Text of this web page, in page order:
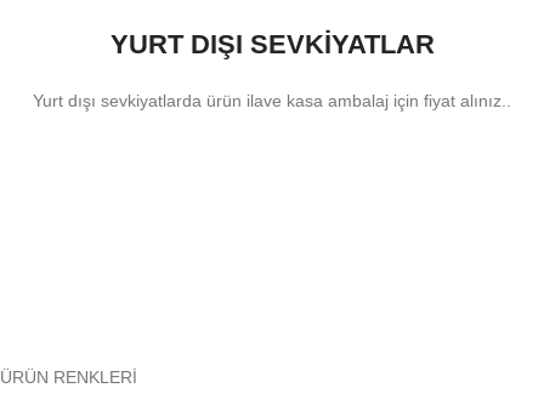
YURT DIŞI SEVKİYATLAR
Yurt dışı sevkiyatlarda ürün ilave kasa ambalaj için fiyat alınız..
ÜRÜN RENKLERİ